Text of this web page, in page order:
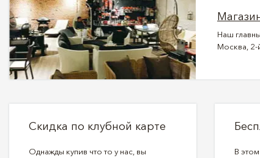
Наш
Москва, 2-
Скидка по клубной карте
Однажды купив что то у нас, вы
В